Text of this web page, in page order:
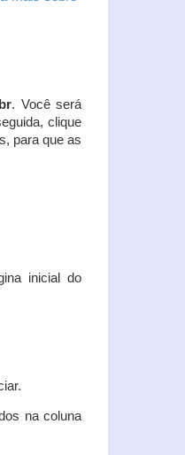
. Você será
clique
para que as
inicial do
na coluna